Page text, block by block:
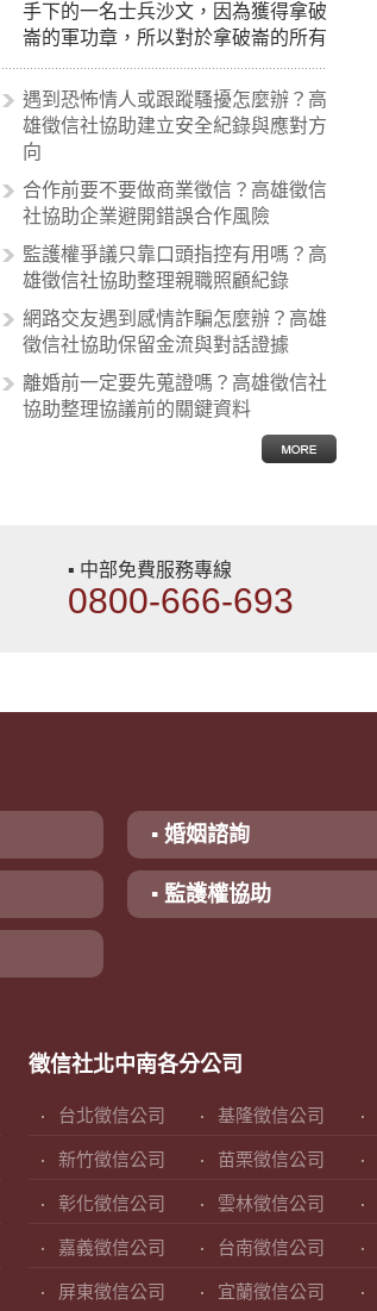
手下的一名士兵沙文，因為獲得拿破
崙的軍功章，所以對於拿破崙的所有
事蹟和政策產生狂熱崇拜，形成偏執
的狀況，所以沙文主義後來就被拿來
暗指偏見和歧視，而且有沙文主義傾
向的人，通常對於自己的國家和民族
國家的人，所以沙文主義也廣泛應用
在種族歧視的說法，甚至還出現了男
性沙文…
遇到恐怖情人或跟蹤騷擾怎麼辦？高
雄徵信社協助建立安全紀錄與應對方
向
合作前要不要做商業徵信？高雄徵信
社協助企業避開錯誤合作風險
監護權爭議只靠口頭指控有用嗎？高
雄徵信社協助整理親職照顧紀錄
網路交友遇到感情詐騙怎麼辦？高雄
徵信社協助保留金流與對話證據
離婚前一定要先蒐證嗎？高雄徵信社
協助整理協議前的關鍵資料
▪ 中部免費服務專線
0800-666-693
▪ 婚姻諮詢
▪ 監護權協助
徵信社北中南各分公司
台北徵信公司 基隆徵信公司
新竹徵信公司 苗栗徵信公司
彰化徵信公司 雲林徵信公司
嘉義徵信公司 台南徵信公司
屏東徵信公司 宜蘭徵信公司